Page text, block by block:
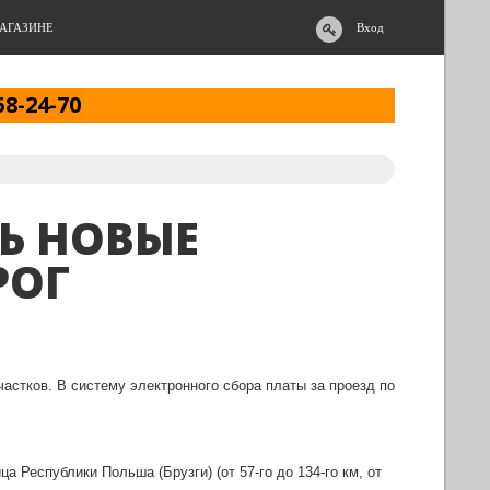
Вход
24-70
НОВЫЕ
В систему электронного сбора платы за проезд по
Республики Польша (Брузги) (от 57-го до 134-го км, от